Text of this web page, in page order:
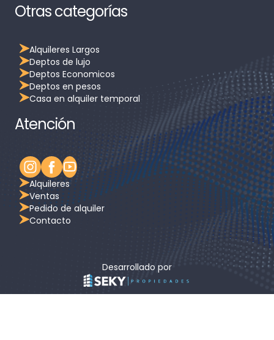
Otras categorías
Alquileres Largos
Deptos de lujo
Deptos Economicos
Deptos en pesos
Casa en alquiler temporal
Atención
Alquileres
Ventas
Pedido de alquiler
Contacto
Desarrollado por